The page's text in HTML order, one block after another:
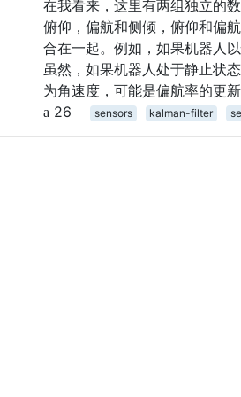
在我看来，这里有两组独立的
俯仰，偏航和侧倾，俯仰和偏
合在一起。例如，如果机器人
虽然，如果机器人处于静止状
为角速度，可能是偏航率的更
26
sensors kalman-filter